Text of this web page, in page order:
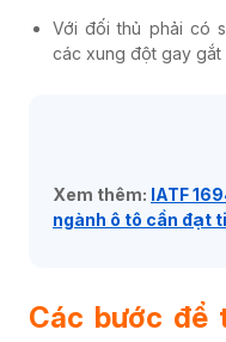
Với đối thủ phải có
các xung đột gay gắt
Xem thêm: IATF
ngành ô tô cần đạt
Các bước để